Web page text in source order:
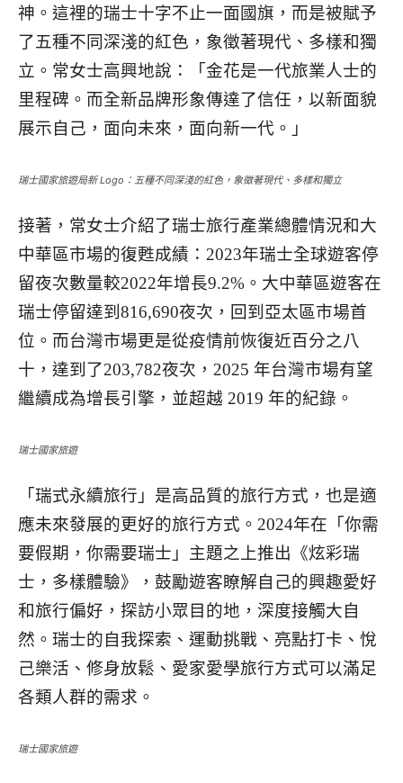
神。這裡的瑞士十字不止一面國旗，而是被賦予
了五種不同深淺的紅色，象徵著現代、多樣和獨
立。常女士高興地說：「金花是一代旅業人士的
里程碑。而全新品牌形象傳達了信任，以新面貌
展示自己，面向未來，面向新一代。」
瑞士國家旅遊局新 Logo：五種不同深淺的紅色，象徵著現代、多樣和獨立
接著，常女士介紹了瑞士旅行產業總體情況和大
中華區市場的復甦成績：2023年瑞士全球遊客停
留夜次數量較2022年增長9.2%。大中華區遊客在
瑞士停留達到816,690夜次，回到亞太區市場首
位。而台灣市場更是從疫情前恢復近百分之八
十，達到了203,782夜次，2025 年台灣市場有望
繼續成為增長引擎，並超越 2019 年的紀錄。
瑞士國家旅遊
「瑞式永續旅行」是高品質的旅行方式，也是適
應未來發展的更好的旅行方式。2024年在「你需
要假期，你需要瑞士」主題之上推出《炫彩瑞
士，多樣體驗》，鼓勵遊客瞭解自己的興趣愛好
和旅行偏好，探訪小眾目的地，深度接觸大自
然。瑞士的自我探索、運動挑戰、亮點打卡、悅
己樂活、修身放鬆、愛家愛學旅行方式可以滿足
各類人群的需求。
瑞士國家旅遊